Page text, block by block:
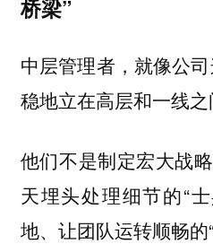
桥梁”
中层管理者，就像公
稳地立在高层和一线之
他们不是制定宏大战
天埋头处理细节的“
地、让团队运转顺畅的“